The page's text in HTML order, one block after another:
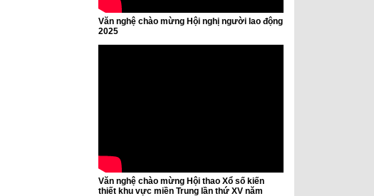
Văn nghệ chào mừng Hội nghị người lao động
2025
Văn nghệ chào mừng Hội thao Xổ số kiến
thiết khu vực miền Trung lần thứ XV năm